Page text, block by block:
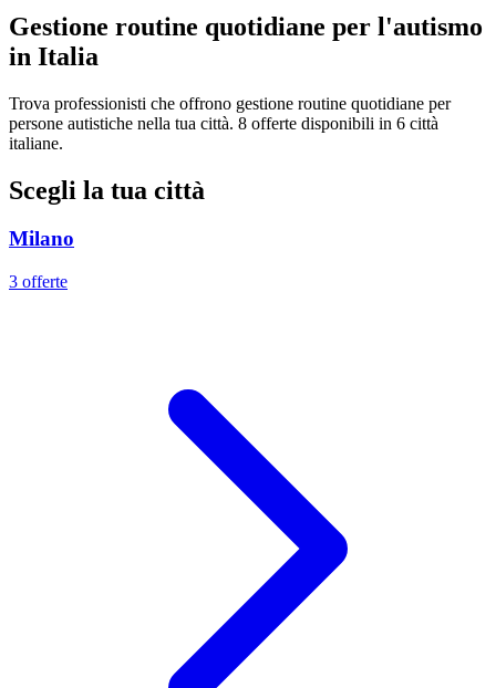
Gestione routine quotidiane per l'autismo
in Italia
Trova professionisti che offrono gestione routine quotidiane per
persone autistiche nella tua città. 8 offerte disponibili in 6 città
italiane.
Scegli la tua città
Milano
3 offerte